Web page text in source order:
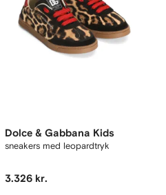
Dolce & Gabbana Kids
sneakers med leopardtryk
3.326 kr.